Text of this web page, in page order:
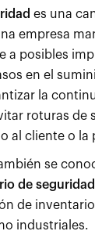
es una
empresa
a posibles
en el
la
roturas de
al cliente o la
se
de seguridad
de
industriales.